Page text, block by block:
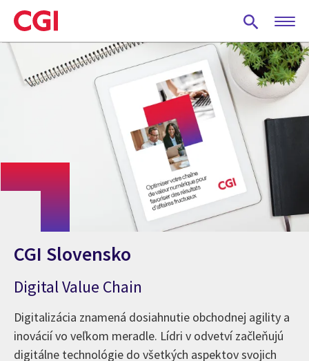
Skip
to
main
content
CGI Slovensko
Digital Value Chain
Digitalizácia znamená dosiahnutie obchodnej agility a
inovácií vo veľkom meradle. Lídri v odvetví začleňujú
digitálne technológie do všetkých aspektov svojich